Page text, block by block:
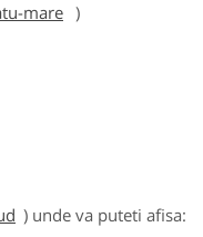
mare )
) unde va puteti afisa: